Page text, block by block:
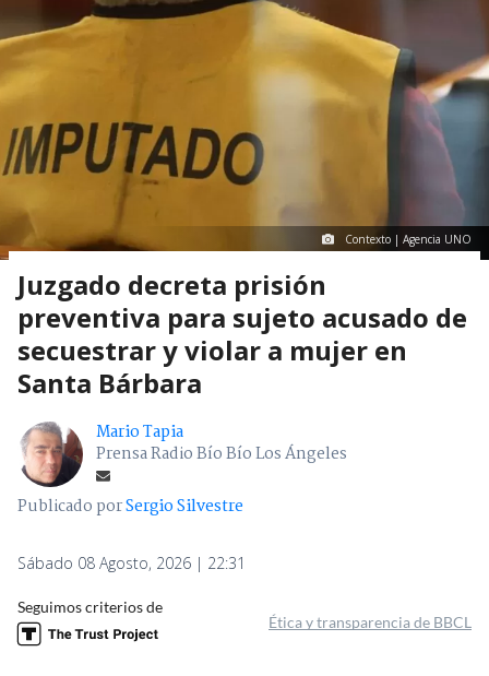
Contexto | Agencia UNO
Juzgado decreta prisión
preventiva para sujeto acusado de
secuestrar y violar a mujer en
Santa Bárbara
Mario Tapia
Prensa Radio Bío Bío Los Ángeles
Publicado porSergio Silvestre
Sábado 08 Agosto, 2026 | 22:31
Seguimos criterios de
Ética y transparencia de BBCL